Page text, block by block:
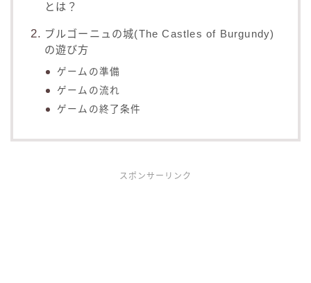
とは？
ブルゴーニュの城(The Castles of Burgundy)
の遊び方
ゲームの準備
ゲームの流れ
ゲームの終了条件
スポンサーリンク